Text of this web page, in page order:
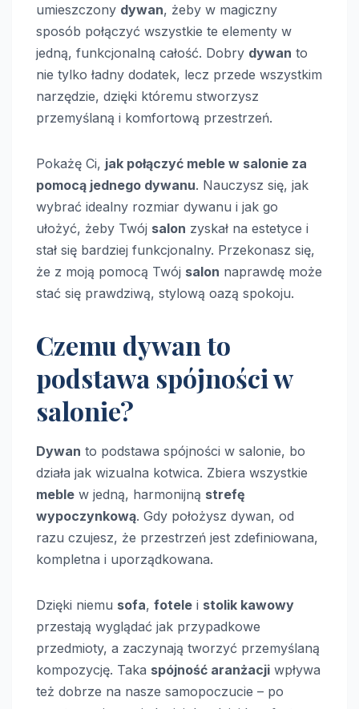
umieszczony dywan, żeby w magiczny
sposób połączyć wszystkie te elementy w
jedną, funkcjonalną całość. Dobry dywan to
nie tylko ładny dodatek, lecz przede wszystkim
narzędzie, dzięki któremu stworzysz
przemyślaną i komfortową przestrzeń.
Pokażę Ci, jak połączyć meble w salonie za
pomocą jednego dywanu. Nauczysz się, jak
wybrać idealny rozmiar dywanu i jak go
ułożyć, żeby Twój salon zyskał na estetyce i
stał się bardziej funkcjonalny. Przekonasz się,
że z moją pomocą Twój salon naprawdę może
stać się prawdziwą, stylową oazą spokoju.
Czemu dywan to
podstawa spójności w
salonie?
Dywan to podstawa spójności w salonie, bo
działa jak wizualna kotwica. Zbiera wszystkie
meble w jedną, harmonijną strefę
wypoczynkową. Gdy położysz dywan, od
razu czujesz, że przestrzeń jest zdefiniowana,
kompletna i uporządkowana.
Dzięki niemu sofa, fotele i stolik kawowy
przestają wyglądać jak przypadkowe
przedmioty, a zaczynają tworzyć przemyślaną
kompozycję. Taka spójność aranżacji wpływa
też dobrze na nasze samopoczucie – po